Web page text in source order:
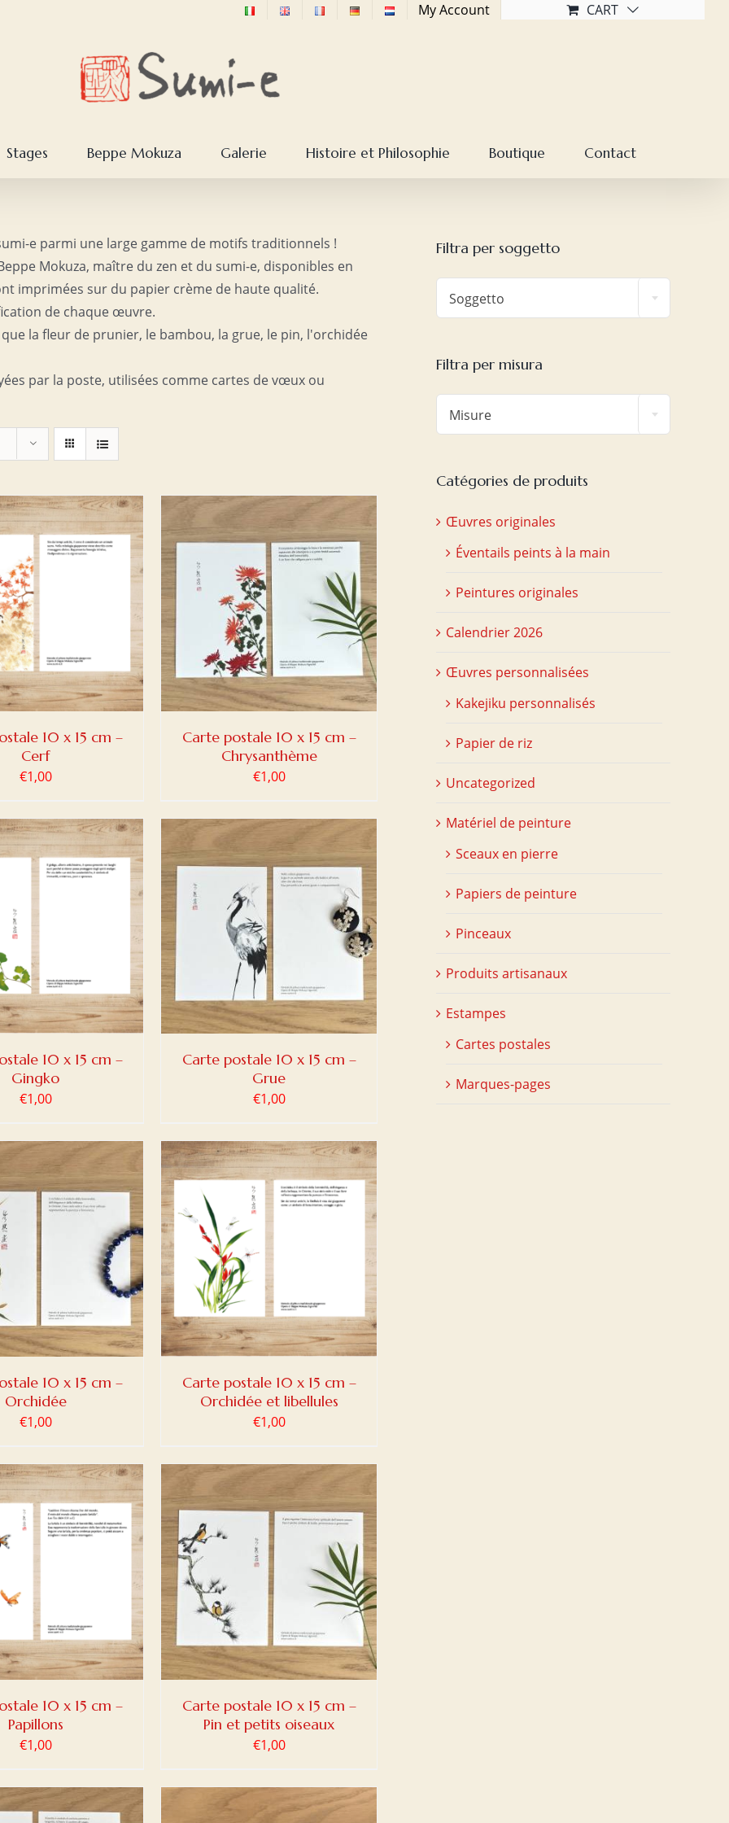
My Account CART
Stages Beppe Mokuza Galerie Histoire et Philosophie Boutique Contact
e parmi une large gamme de motifs traditionnels !
Mokuza, maître du zen et du sumi-e, disponibles en
imprimées sur du papier crème de haute qualité.
de chaque œuvre.
la fleur de prunier, le bambou, la grue, le pin, l'orchidée
par la poste, utilisées comme cartes de vœux ou
10 x 15 cm –
Cerf
€1,00
AU PANIER
Carte postale 10 x 15 cm –
Chrysanthème
€1,00
10 x 15 cm –
Gingko
€1,00
AU PANIER
Carte postale 10 x 15 cm –
Grue
€1,00
10 x 15 cm –
Orchidée
€1,00
AU PANIER DETAILS
Carte postale 10 x 15 cm –
Orchidée et libellules
€1,00
10 x 15 cm –
Papillons
€1,00
AU PANIER DETAILS
Carte postale 10 x 15 cm –
Pin et petits oiseaux
€1,00
Filtra per soggetto
Soggetto
Filtra per misura
Misure
Catégories de produits
Œuvres originales
Éventails peints à la main
Peintures originales
Calendrier 2026
Œuvres personnalisées
Kakejiku personnalisés
Papier de riz
Uncategorized
Matériel de peinture
Sceaux en pierre
Papiers de peinture
Pinceaux
Produits artisanaux
Estampes
Cartes postales
Marques-pages